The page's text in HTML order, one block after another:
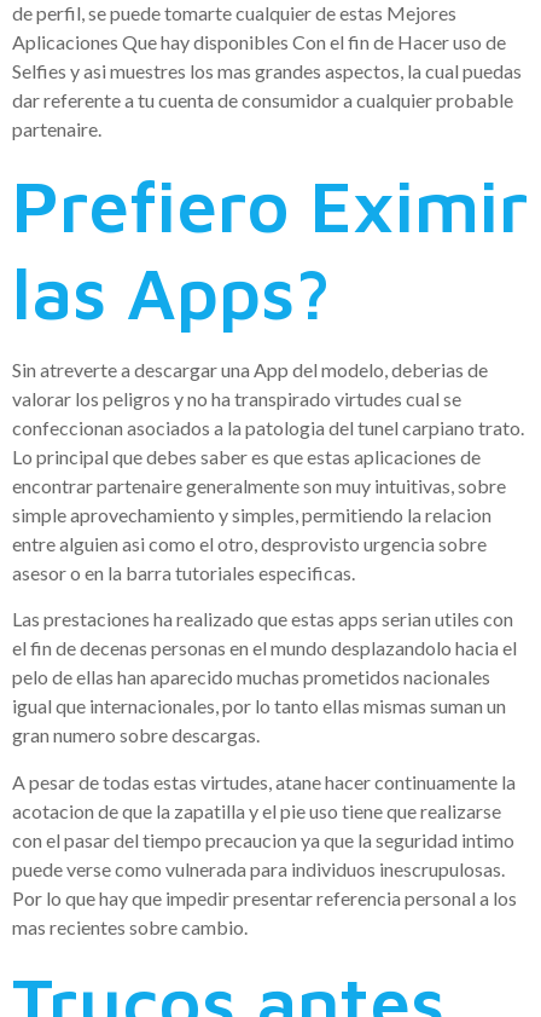
de perfil, se puede tomarte cualquier de estas Mejores
Aplicaciones Que hay disponibles Con el fin de Hacer uso de
Selfies y asi muestres los mas grandes aspectos, la cual puedas
dar referente a tu cuenta de consumidor a cualquier probable
partenaire.
Prefiero Eximir
las Apps?
Sin atreverte a descargar una App del modelo, deberias de
valorar los peligros y no ha transpirado virtudes cual se
confeccionan asociados a la patologi­a del tunel carpiano trato.
Lo principal que debes saber es que estas aplicaciones de
encontrar partenaire generalmente son muy intuitivas, sobre
simple aprovechamiento y simples, permitiendo la relacion
entre alguien asi­ como el otro, desprovisto urgencia sobre
asesor o en la barra tutoriales especificas.
Las prestaciones ha realizado que estas apps serian utiles con
el fin de decenas personas en el mundo desplazandolo hacia el
pelo de ellas han aparecido muchas prometidos nacionales
igual que internacionales, por lo tanto ellas mismas suman un
gran numero sobre descargas.
A pesar de todas estas virtudes, atane hacer continuamente la
acotacion de que la zapatilla y el pie uso tiene que realizarse
con el pasar del tiempo precaucion ya que la seguridad intimo
puede verse como vulnerada para individuos inescrupulosas.
Por lo que hay que impedir presentar referencia personal a los
mas recientes sobre cambio.